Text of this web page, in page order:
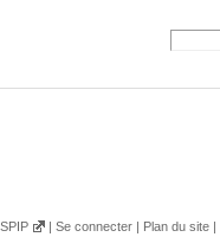
SPIP | Se connecter | Plan du site |